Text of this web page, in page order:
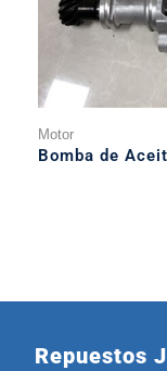
Motor
Bomba de
Repuestos